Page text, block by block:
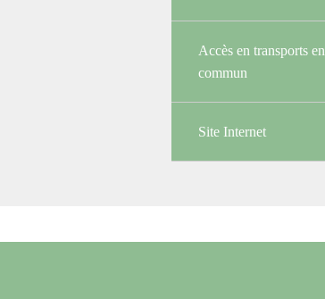
Accès en transports en
commun
Site Internet